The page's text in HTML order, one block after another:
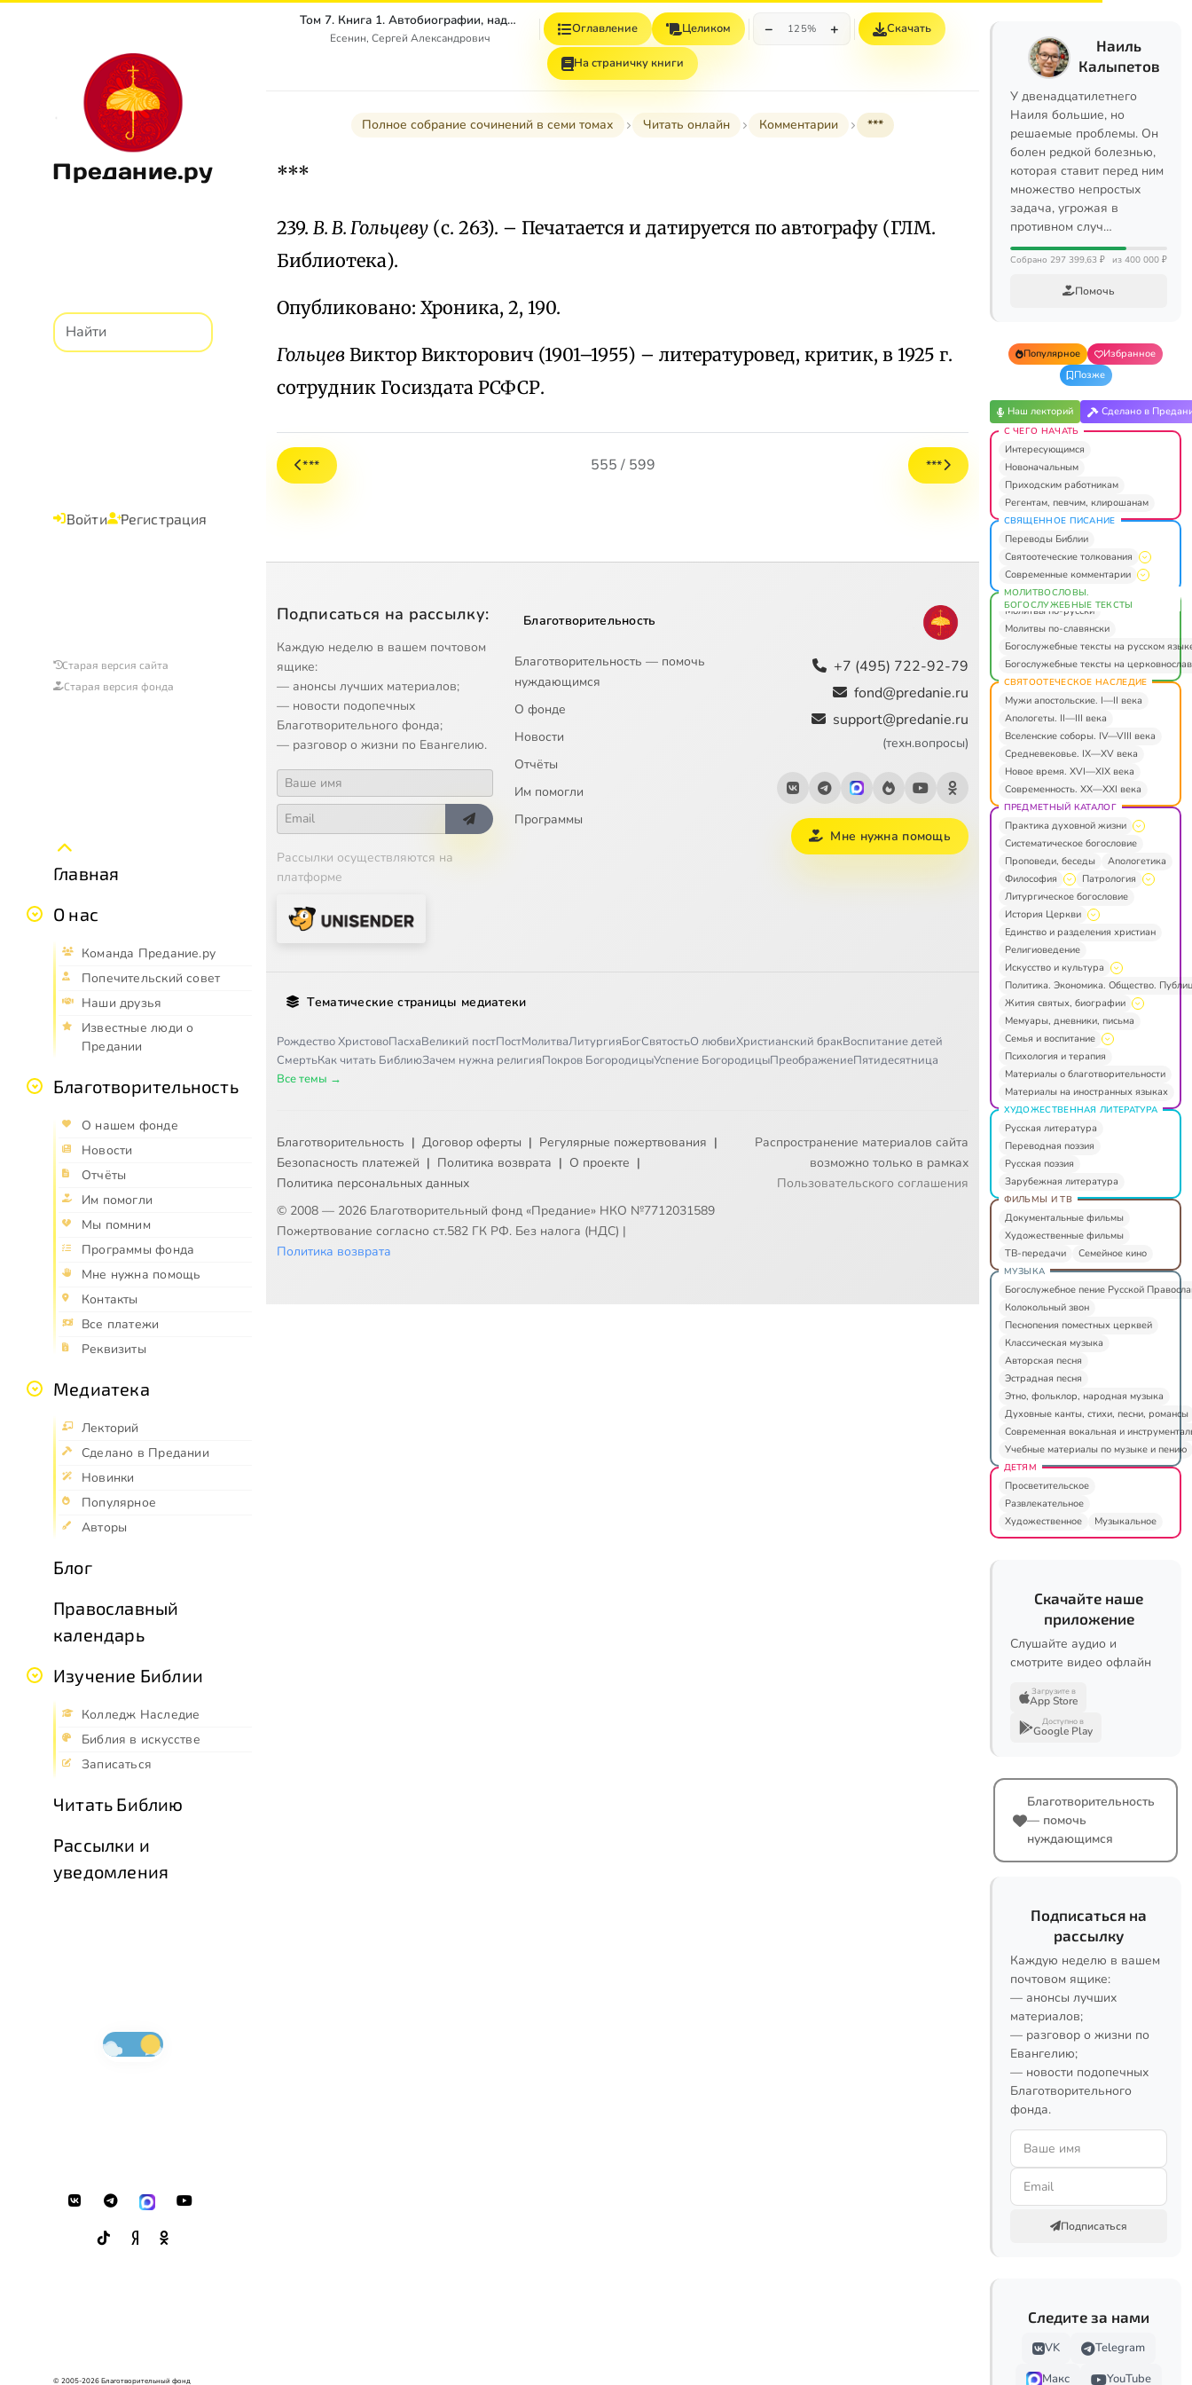
Предание.ру
Войти Регистрация
Старая версия сайта
Старая версия фонда
Главная
О нас
Команда Предание.ру
Попечительский совет
Наши друзья
Известные люди о
Предании
Благотворительность
О нашем фонде
Новости
Отчёты
Им помогли
Мы помним
Программы фонда
Мне нужна помощь
Контакты
Все платежи
Реквизиты
Медиатека
Лекторий
Сделано в Предании
Новинки
Популярное
Авторы
Блог
Православный
календарь
Изучение Библии
Колледж Наследие
Библия в искусстве
Записаться
Читать Библию
Рассылки и
уведомления
© 2005-2026 Благотворительный фонд
Том 7. Книга 1. Автобиографии, надписи и др
Есенин, Сергей Александрович
Оглавление Целиком − 125% + Скачать
На страничку книги
Полное собрание сочинений в семи томах Читать онлайн Комментарии ***
***
239. В. В. Гольцеву (с. 263). – Печатается и датируется по автографу (ГЛМ.
Библиотека).
Опубликовано: Хроника, 2, 190.
Гольцев Виктор Викторович (1901–1955) – литературовед, критик, в 1925 г.
сотрудник Госиздата РСФСР.
*** 555 / 599 ***
Подписаться на рассылку:
Каждую неделю в вашем почтовом
ящике:
— анонсы лучших материалов;
— новости подопечных
Благотворительного фонда;
— разговор о жизни по Евангелию.
Рассылки осуществляются на
платформе
Благотворительность
Благотворительность — помочь
нуждающимся
О фонде
Новости
Отчёты
Им помогли
Программы
+7 (495) 722-92-79
fond@predanie.ru
support@predanie.ru
(техн.вопросы)
Мне нужна помощь
Тематические страницы медиатеки
Рождество ХристовоПасхаВеликий постПостМолитваЛитургияБогСвятостьО любвиХристианский бракВоспитание детей
СмертьКак читать БиблиюЗачем нужна религияПокров БогородицыУспение БогородицыПреображениеПятидесятница
Все темы →
Благотворительность | Договор оферты | Регулярные пожертвования |
Безопасность платежей | Политика возврата | О проекте |
Политика персональных данных
© 2008 — 2026 Благотворительный фонд «Предание» НКО №7712031589
Пожертвование согласно ст.582 ГК РФ. Без налога (НДС) |
Политика возврата
Распространение материалов сайта
возможно только в рамках
Пользовательского соглашения
Наиль
Калыпетов
У двенадцатилетнего
Наиля большие, но
решаемые проблемы. Он
болен редкой болезнью,
которая ставит перед ним
множество непростых
задача, угрожая в
противном случ…
Собрано 297 399,63 ₽ из 400 000 ₽
Помочь
Популярное
Избранное
Позже
Наш лекторий Сделано в
С ЧЕГО НАЧАТЬ
Интересующимся
Новоначальным
Приходским работникам
Регентам, певчим, клирошанам
СВЯЩЕННОЕ ПИСАНИЕ
Переводы Библии
Святоотеческие толкования
Современные комментарии
МОЛИТВОСЛОВЫ.
БОГОСЛУЖЕБНЫЕ ТЕКСТЫ
Молитвы по-русски
Молитвы по-славянски
Богослужебные тексты на русском
Богослужебные тексты на
СВЯТООТЕЧЕСКОЕ НАСЛЕДИЕ
Мужи апостольские. I—II века
Апологеты. II—III века
Вселенские соборы. IV—VIII века
Средневековье. IX—XV века
Новое время. XVI—XIX века
Современность. XX—XXI века
ПРЕДМЕТНЫЙ КАТАЛОГ
Практика духовной жизни
Систематическое богословие
Проповеди, беседы
Апологетика
Философия
Патрология
Литургическое богословие
История Церкви
Единство и разделения христиан
Религиоведение
Искусство и культура
Политика. Экономика. Общество.
Жития святых, биографии
Мемуары, дневники, письма
Семья и воспитание
Психология и терапия
Материалы о благотворительности
Материалы на иностранных языках
ХУДОЖЕСТВЕННАЯ ЛИТЕРАТУРА
Русская литература
Переводная поэзия
Русская поэзия
Зарубежная литература
ФИЛЬМЫ И ТВ
Документальные фильмы
Художественные фильмы
ТВ-передачи
Семейное кино
МУЗЫКА
Богослужебное пение Русской
Колокольный звон
Песнопения поместных церквей
Классическая музыка
Авторская песня
Эстрадная песня
Этно, фольклор, народная музыка
Духовные канты, стихи, песни, романсы
Современная вокальная и
Учебные материалы по музыке и пению
ДЕТЯМ
Просветительское
Развлекательное
Художественное
Музыкальное
Скачайте наше
приложение
Слушайте аудио и
смотрите видео офлайн
Загрузите в
App Store
Доступно в
Google Play
Благотворительность
— помочь
нуждающимся
Подписаться на
рассылку
Каждую неделю в вашем
почтовом ящике:
— анонсы лучших
материалов;
— разговор о жизни по
Евангелию;
— новости подопечных
Благотворительного
фонда.
Подписаться
Следите за нами
VK
Telegram
Макс
YouTube